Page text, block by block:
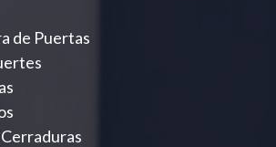
de Puertas